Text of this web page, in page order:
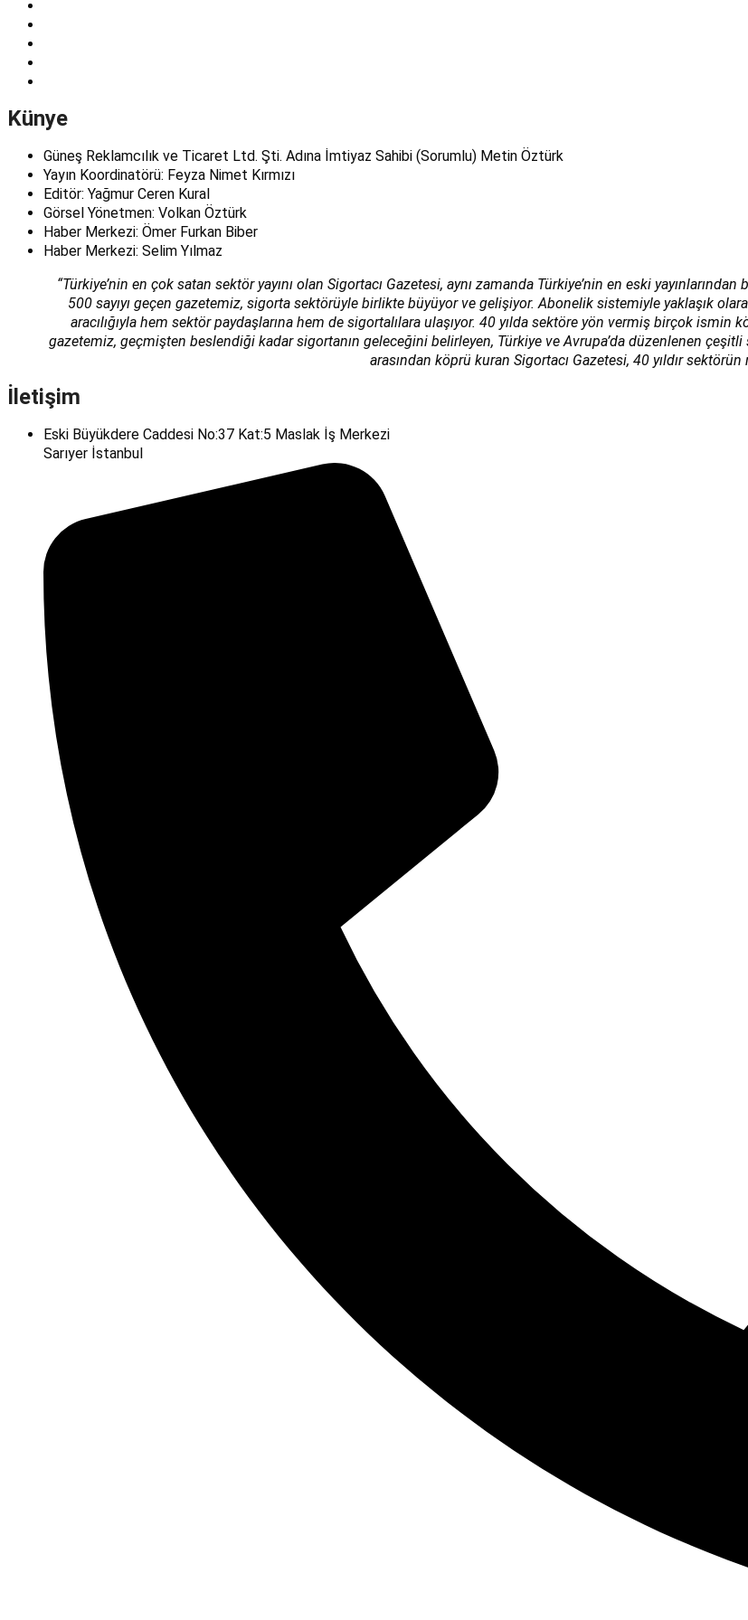
Künye
Güneş Reklamcılık ve Ticaret Ltd. Şti. Adına İmtiyaz Sahibi (Sorumlu) Metin Öztürk
Yayın Koordinatörü: Feyza Nimet Kırmızı
Editör: Yağmur Ceren Kural
Görsel Yönetmen: Volkan Öztürk
Haber Merkezi: Ömer Furkan Biber
Haber Merkezi: Selim Yılmaz
“Türkiye’nin en çok satan sektör yayını olan Sigortacı Gazetesi, aynı zamanda Türkiye’nin en eski
500 sayıyı geçen gazetemiz, sigorta sektörüyle birlikte büyüyor ve gelişiyor. Abonelik sistemiyle yaklaşık
aracılığıyla hem sektör paydaşlarına hem de sigortalılara ulaşıyor. 40 yılda sektöre yön vermiş birçok ismin
gazetemiz, geçmişten beslendiği kadar sigortanın geleceğini belirleyen, Türkiye ve Avrupa’da düzenlenen
arasından köprü kuran Sigortacı Gazetesi, 40 yıldır sektörün
İletişim
Eski Büyükdere Caddesi No:37 Kat:5 Maslak İş Merkezi
Sarıyer İstanbul